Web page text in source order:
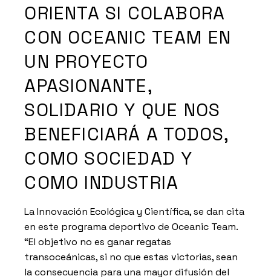
ORIENTA SI COLABORA
CON OCEANIC TEAM EN
UN PROYECTO
APASIONANTE,
SOLIDARIO Y QUE NOS
BENEFICIARÁ A TODOS,
COMO SOCIEDAD Y
COMO INDUSTRIA
La Innovación Ecológica y Científica, se dan cita
en este programa deportivo de Oceanic Team.
“El objetivo no es ganar regatas
transoceánicas, si no que estas victorias, sean
la consecuencia para una mayor difusión del